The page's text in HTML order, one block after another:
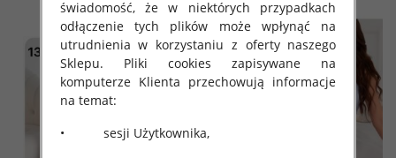
świadomość, że w niektórych przypadkach
odłączenie tych plików może wpłynąć na
utrudnienia w korzystaniu z oferty naszego
Sklepu. Pliki cookies zapisywane na
komputerze Klienta przechowują informacje
na temat:
• sesji Użytkownika,